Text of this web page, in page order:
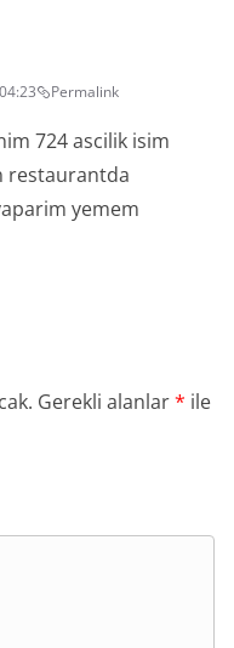
Permalink
724 ascilik isim
restaurantda
yemem
Gerekli alanlar* ile